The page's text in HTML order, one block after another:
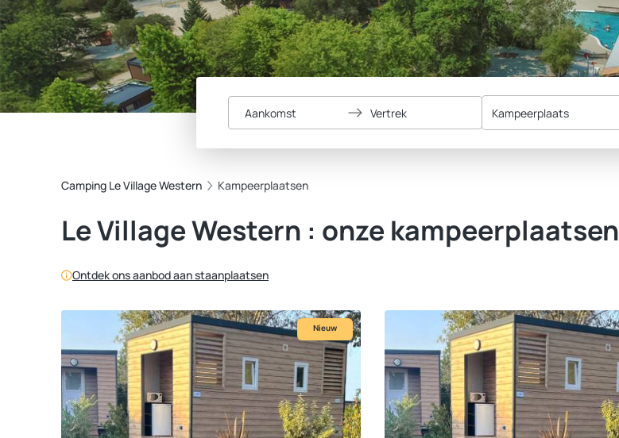
Aankomst Vertrek Kampeerplaats
Camping Le Village Western Kampeerplaatsen
Le Village Western : onze kampeerplaatsen
Ontdek ons aanbod aan staanplaatsen
Nieuw